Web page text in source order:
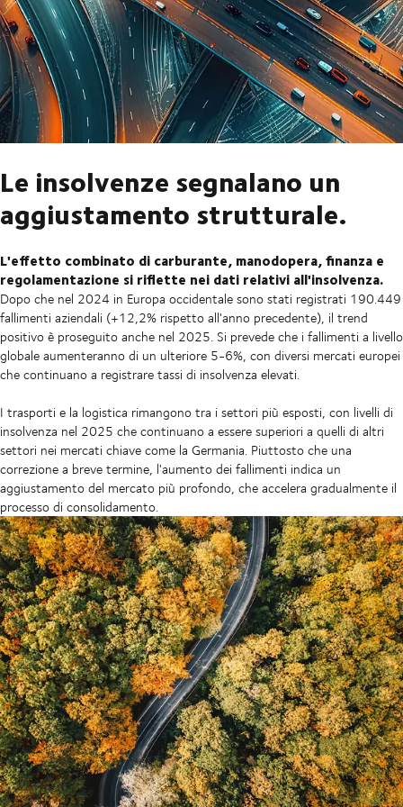
Le insolvenze segnalano un
aggiustamento strutturale.
L'effetto combinato di carburante, manodopera, finanza e
regolamentazione si riflette nei dati relativi all'insolvenza.
Dopo che nel 2024 in Europa occidentale sono stati registrati 190.449
fallimenti aziendali (+12,2% rispetto all'anno precedente), il trend
positivo è proseguito anche nel 2025. Si prevede che i fallimenti a livello
globale aumenteranno di un ulteriore 5-6%, con diversi mercati europei
che continuano a registrare tassi di insolvenza elevati.
I trasporti e la logistica rimangono tra i settori più esposti, con livelli di
insolvenza nel 2025 che continuano a essere superiori a quelli di altri
settori nei mercati chiave come la Germania. Piuttosto che una
correzione a breve termine, l'aumento dei fallimenti indica un
aggiustamento del mercato più profondo, che accelera gradualmente il
processo di consolidamento.